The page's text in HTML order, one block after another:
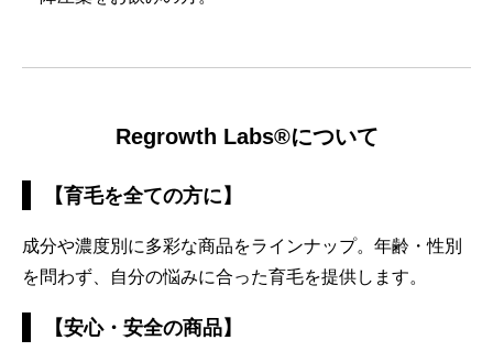
Regrowth Labs®について
【育毛を全ての方に】
成分や濃度別に多彩な商品をラインナップ。年齢・性別
を問わず、自分の悩みに合った育毛を提供します。
【安心・安全の商品】